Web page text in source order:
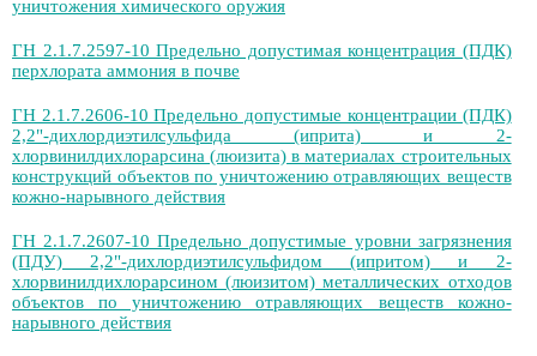
уничтожения химического оружия
ГН 2.1.7.2597-10 Предельно допустимая концентрация (ПДК)
перхлората аммония в почве
ГН 2.1.7.2606-10 Предельно допустимые концентрации (ПДК)
2,2"-дихлордиэтилсульфида (иприта) и 2-
хлорвинилдихлорарсина (люизита) в материалах строительных
конструкций объектов по уничтожению отравляющих веществ
кожно-нарывного действия
ГН 2.1.7.2607-10 Предельно допустимые уровни загрязнения
(ПДУ) 2,2"-дихлордиэтилсульфидом (ипритом) и 2-
хлорвинилдихлорарсином (люизитом) металлических отходов
объектов по уничтожению отравляющих веществ кожно-
нарывного действия